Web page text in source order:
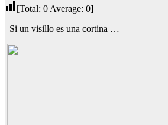
[Total: 0 Average: 0]
Si un visillo es una cortina …